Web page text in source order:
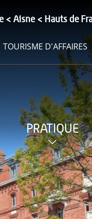
Aisne Hauts de
TOURISME D'AFFAIRES
PRATIQUE